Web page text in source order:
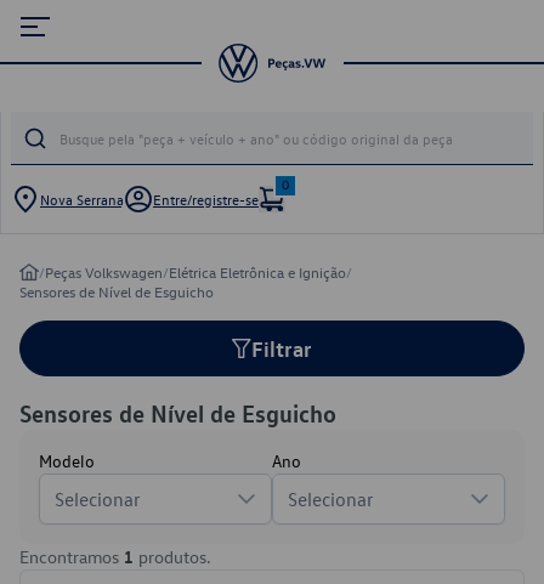
Nova Serrana Entre/registre-se
0
/Peças Volkswagen/Elétrica Eletrônica e Ignição/
Sensores de Nível de Esguicho
Filtrar
Sensores de Nível de Esguicho
Modelo
Selecionar
Ano
Selecionar
Encontramos 1 produtos.